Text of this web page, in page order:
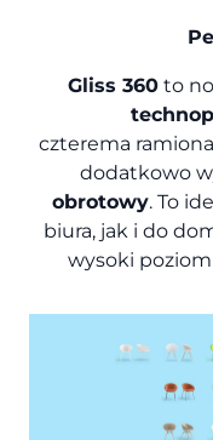
Gliss 360 to
czterema
dodatkowo
obrotowy. To
biura, jak i do
wysoki